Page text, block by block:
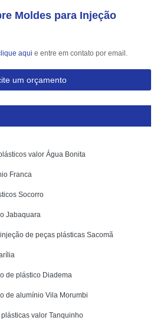
Moldes para Injeção
aqui e entre em contato por email.
um orçamento
valor Água Bonita
Franca
Socorro
Jabaquara
de peças plásticas Sacomã
de plástico Diadema
de alumínio Vila Morumbi
valor Tanquinho